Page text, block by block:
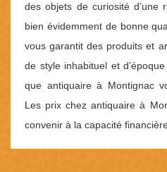
des objets de curiosité d’une
bien évidemment de bonne
vous garantit des produits et
de style inhabituel et
que antiquaire à Montignac
Les prix chez antiquaire à
convenir à la capacité